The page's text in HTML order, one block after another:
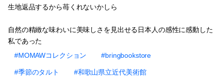
生地返品するから苺くれないかしら
自然の精緻な味わいに美味しさを見出せる日本人の感性に感動した
私であった
#MOMAWコレクション
#bringbookstore
#季節のタルト #和歌山県立近代美術館